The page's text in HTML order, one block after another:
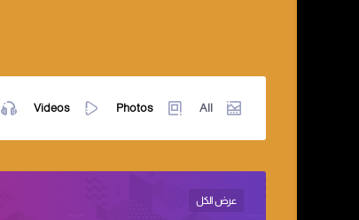
All
Photos
Videos
عرض الكل